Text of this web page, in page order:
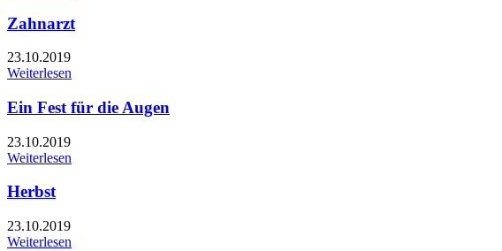
Zahnarzt
23.10.2019
Weiterlesen
Ein Fest für die Augen
23.10.2019
Weiterlesen
Herbst
23.10.2019
Weiterlesen